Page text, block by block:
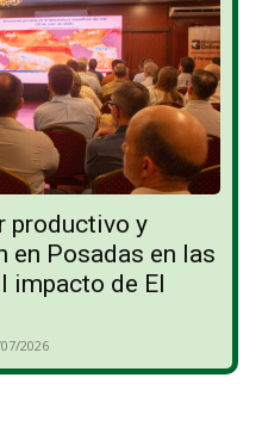
productivo y
en Posadas en las
impacto de El
2026